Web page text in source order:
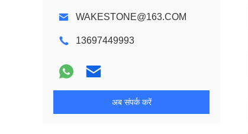
WAKESTONE@163.COM
13697449993
अब संपर्क करें